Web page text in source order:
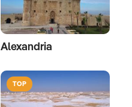
Alexandria
TOP